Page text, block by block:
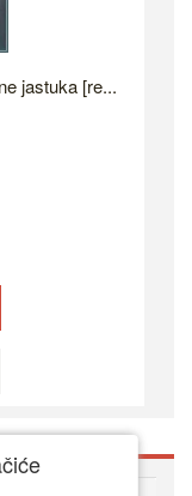
jastuka [re...